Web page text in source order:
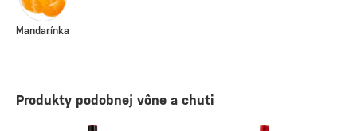
Mandarínka
Produkty podobnej vône a chuti